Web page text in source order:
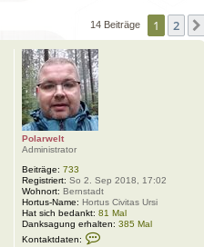
14 Beiträge 1 2
Polarwelt
Administrator
Beiträge: 733
Registriert: So 2. Sep 2018, 17:02
Wohnort: Bernstadt
Hortus-Name: Hortus Civitas Ursi
Hat sich bedankt: 81 Mal
Danksagung erhalten: 385 Mal
Kontaktdaten: